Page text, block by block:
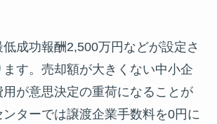
成功報酬2,500万円などが設定さ
す。売却額が大きくない中小企
が意思決定の重荷になることが
ターでは譲渡企業手数料を0円に